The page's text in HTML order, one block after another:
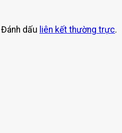
Đánh dấu liên kết thường trực.